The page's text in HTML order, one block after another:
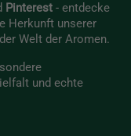
Pinterest - entdecke
Herkunft unserer
Welt der Aromen.
und echte